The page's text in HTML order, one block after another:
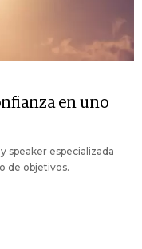
en uno
speaker especializada
de objetivos.